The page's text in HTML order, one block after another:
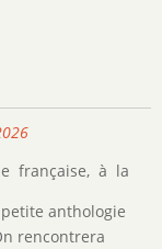
française, à la
anthologie
rencontrera